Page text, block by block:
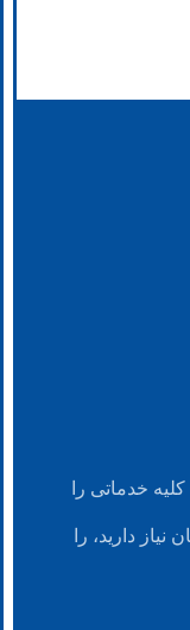
خدماتی را
دارید، را